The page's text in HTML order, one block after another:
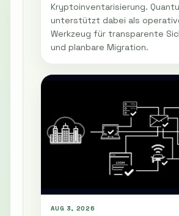
Kryptoinventarisierung.
unterstützt dabei als
Werkzeug für transparente
und planbare Migration.
AUG 3, 2026